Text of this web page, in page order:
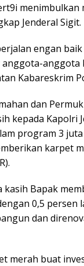
menimbulkan
Jenderal Sigit.
engan
anggota
Kabareskrim
dan
kepada Kapolri
program 3
karpet
kasih Bapak
0,5
dan
merah buat